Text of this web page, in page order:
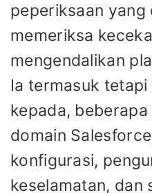
peperiksaan
memeriksa
mengendalikan
Ia termasuk
kepada,
domain
konfigurasi,
keselamatan, dan